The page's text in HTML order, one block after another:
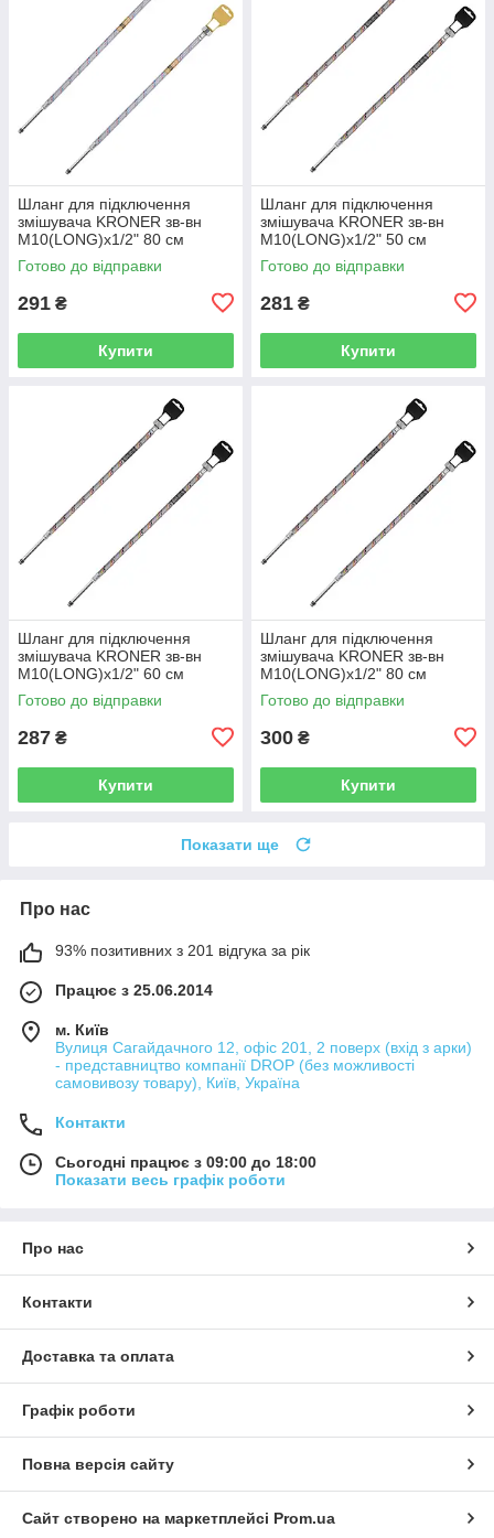
Шланг для підключення
змішувача KRONER зв-вн
M10(LONG)x1/2" 80 см
297364 CV036713
Готово до відправки
291 ₴
Купити
Шланг для підключення
змішувача KRONER зв-вн
M10(LONG)x1/2" 50 см
297365 CV036714
Готово до відправки
281 ₴
Купити
Шланг для підключення
змішувача KRONER зв-вн
M10(LONG)x1/2" 60 см
297366 CV036715
Готово до відправки
287 ₴
Купити
Шланг для підключення
змішувача KRONER зв-вн
M10(LONG)x1/2" 80 см
297367 CV036716
Готово до відправки
300 ₴
Купити
Показати ще
Про нас
93% позитивних з 201 відгука за рік
Працює з 25.06.2014
м. Київ
Вулиця Сагайдачного 12, офіс 201, 2 поверх (вхід з арки)
- представництво компанії DROP (без можливості
самовивозу товару), Київ, Україна
Контакти
Сьогодні працює з 09:00 до 18:00
Показати весь графік роботи
Про нас
Контакти
Доставка та оплата
Графік роботи
Повна версія сайту
Сайт створено на маркетплейсі Prom.ua